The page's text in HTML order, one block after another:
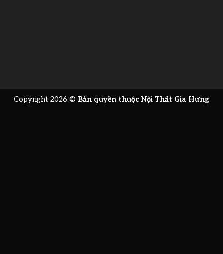
Copyright 2026 © Bản quyền thuộc Nội Thất Gia Hưng